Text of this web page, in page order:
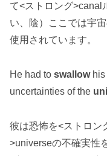
て<ストロング>canal
い、陰）ここでは宇宙
使用されています。
He had to swallowhis
uncertainties of the
彼は恐怖を<ストロン
>universeの不確実性